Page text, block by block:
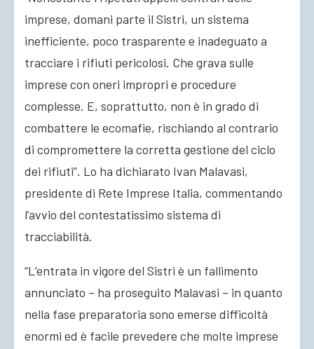
imprese, domani parte il Sistri, un sistema
inefficiente, poco trasparente e inadeguato a
tracciare i rifiuti pericolosi. Che grava sulle
imprese con oneri impropri e procedure
complesse. E, soprattutto, non è in grado di
combattere le ecomafie, rischiando al contrario
di compromettere la corretta gestione del ciclo
dei rifiuti”. Lo ha dichiarato Ivan Malavasi,
presidente di Rete Imprese Italia, commentando
l’avvio del contestatissimo sistema di
tracciabilità.
“L’entrata in vigore del Sistri è un fallimento
annunciato – ha proseguito Malavasi – in quanto
nella fase preparatoria sono emerse difficoltà
enormi ed è facile prevedere che molte imprese